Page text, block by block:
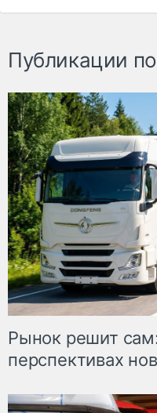
Публикации
Рынок решит
перспективах